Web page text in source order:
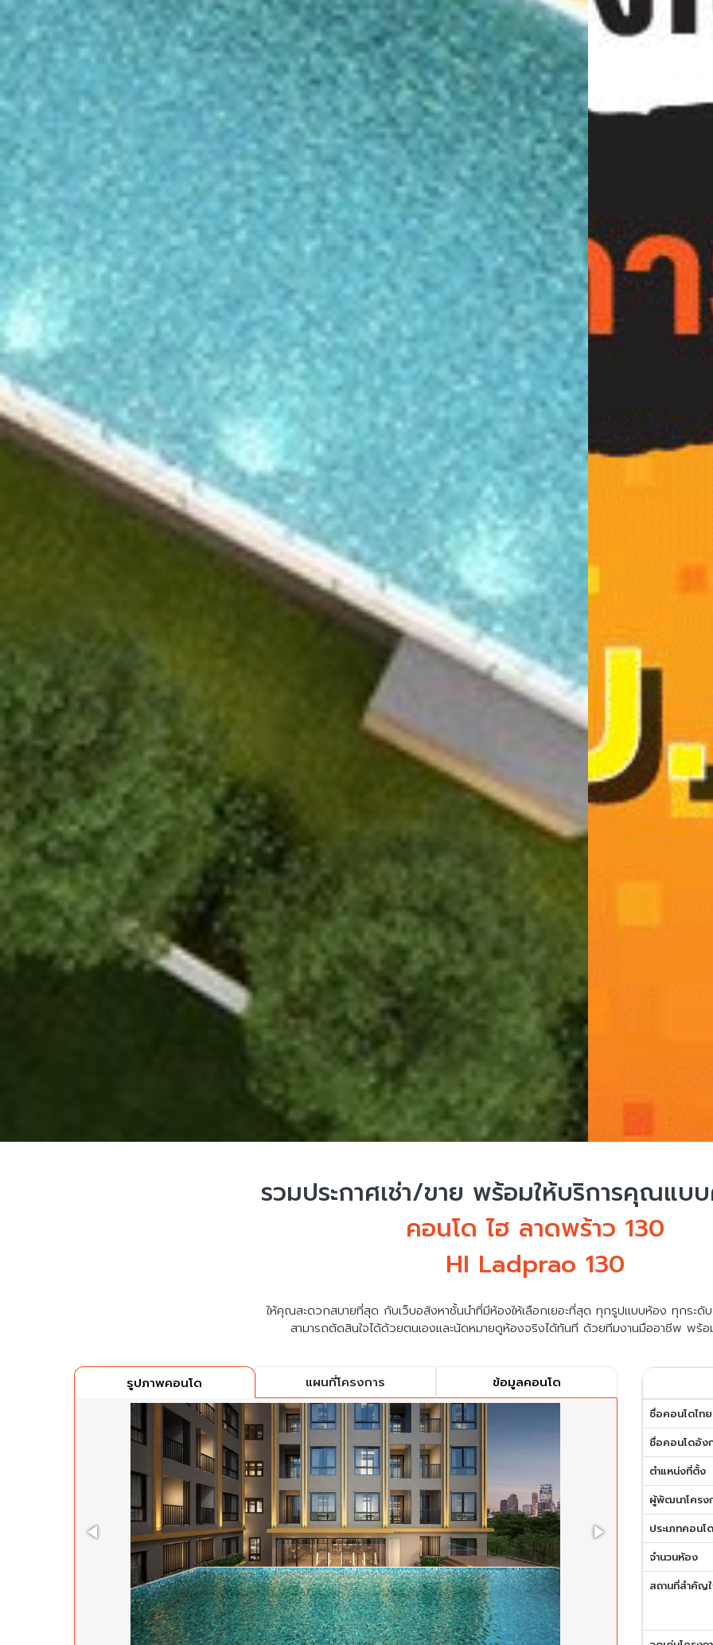
รวมประกาศเช่า/ขาย พร้อมให้บริการคุณแบ
คอนโด ไฮ ลาดพร้าว 130
HI Ladprao 130
ให้คุณสะดวกสบายที่สุด กับเว็บอสังหาชั้นนำที่มีห้องให้เลือกเยอะที่สุด ทุกรูปแบบห้อง ทุกระดั
สามารถตัดสินใจได้ด้วยตนเองและนัดหมายดูห้องจริงได้ทันที ด้วยทีมงานมืออาชีพ พร้
รูปภาพคอนโด แผนที่โครงการ ข้อมูลคอนโด
ชื่อคอนโดไทย
ชื่อคอนโดอัง
ตำแหน่งที่ตั้ง
ผู้พัฒนาโครง
ประเภทคอนโด
จำนวนห้อง
สถานที่สำคัญ